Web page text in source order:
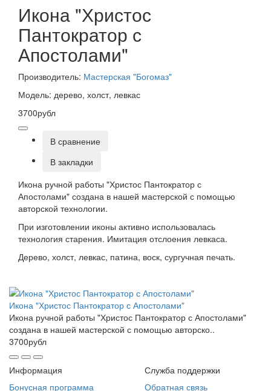
Икона "Христос
Пантократор с
Апостолами"
Производитель: Мастерская "Богомаз"
Модель: дерево, холст, левкас
3700рубл
В сравнение
В закладки
Икона ручной работы "Христос Пантократор с
Апостолами" создана в нашей мастерской с помощью
авторской технологии.
При изготовлении иконы активно использовалась
технология старения. Имитация отслоения левкаса.
Дерево, холст, левкас, патина, воск, сургучная печать.
Икона "Христос Пантократор с Апостолами"
Икона ручной работы "Христос Пантократор с Апостолами"
создана в нашей мастерской с помощью авторско..
3700рубл
Информация
Бонусная программа
Служба поддержки
Обратная связь